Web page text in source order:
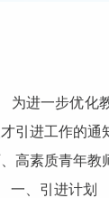
为进一步优化
引进工作的通
高素质青年教
一、引进计划